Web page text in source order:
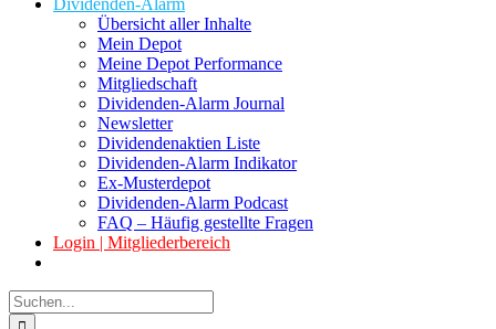
Übersicht aller Inhalte
Mein Depot
Meine Depot Performance
Mitgliedschaft
Dividenden-Alarm Journal
Newsletter
Dividendenaktien Liste
Dividenden-Alarm Indikator
Ex-Musterdepot
Dividenden-Alarm Podcast
FAQ – Häufig gestellte Fragen
Login | Mitgliederbereich
Suche
nach: